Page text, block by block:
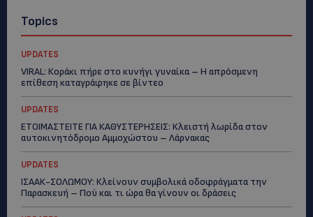
Topics
UPDATES
VIRAL: Κοράκι πήρε στο κυνήγι γυναίκα – Η απρόσμενη
επίθεση καταγράφηκε σε βίντεο
UPDATES
ΕΤΟΙΜΑΣΤΕΙΤΕ ΓΙΑ ΚΑΘΥΣΤΕΡΗΣΕΙΣ: Κλειστή λωρίδα στον
αυτοκινητόδρομο Αμμοχώστου – Λάρνακας
UPDATES
ΙΣΑΑΚ-ΣΟΛΩΜΟΥ: Κλείνουν συμβολικά οδοφράγματα την
Παρασκευή – Πού και τι ώρα θα γίνουν οι δράσεις